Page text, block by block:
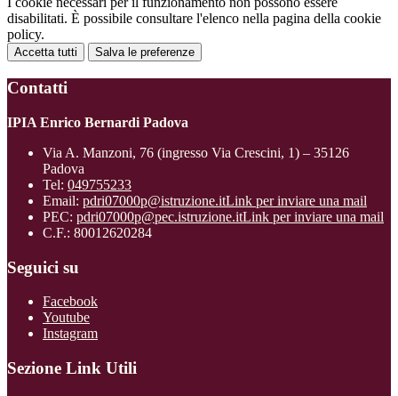
disabilitati. È possibile consultare l'elenco nella pagina della cookie
policy.
Accetta tutti Salva le preferenze
Contatti
IPIA Enrico Bernardi Padova
Via A. Manzoni, 76 (ingresso Via Crescini, 1) – 35126
Padova
Tel: 049755233
Email: pdri07000p@istruzione.itLink per inviare una mail
PEC: pdri07000p@pec.istruzione.itLink per inviare una mail
C.F.: 80012620284
Seguici su
Facebook
Youtube
Instagram
Sezione Link Utili